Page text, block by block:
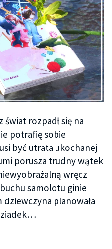
świat rozpadł się na
potrafię sobie
być utrata ukochanej
porusza trudny wątek
wręcz
samolotu ginie
planowała